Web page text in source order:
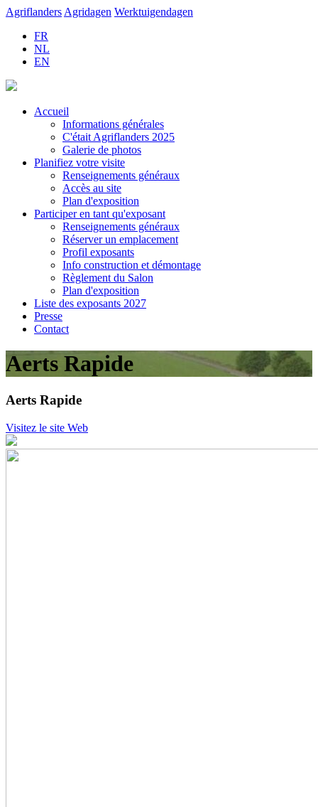
Agriflanders Agridagen Werktuigendagen
FR
NL
EN
Accueil
Informations générales
C'était Agriflanders 2025
Galerie de photos
Planifiez votre visite
Renseignements généraux
Accès au site
Plan d'exposition
Participer en tant qu'exposant
Renseignements généraux
Réserver un emplacement
Profil exposants
Info construction et démontage
Règlement du Salon
Plan d'exposition
Liste des exposants 2027
Presse
Contact
Aerts Rapide
Aerts Rapide
Visitez le site Web